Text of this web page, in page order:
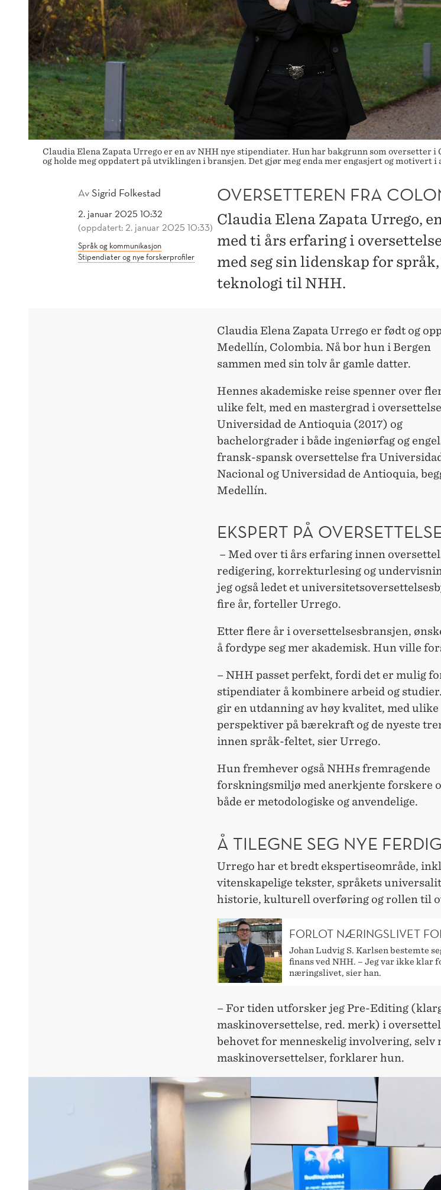
Claudia Elena Zapata Urrego er en av NHH nye stipendiater. Hun har bakgrunn som oversetter
og holde meg oppdatert på utviklingen i bransjen. Det gjør meg enda mer engasjert og motivert
AvSigrid Folkestad
2. januar 2025 10:32
(oppdatert: 2. januar 2025 10:33)
Språk og kommunikasjon
Stipendiater og nye forskerprofiler
OVERSETTEREN FRA
Claudia Elena Zapata Urrego,
med ti års erfaring i
med seg sin lidenskap for
teknologi til NHH.
Claudia Elena Zapata Urrego er født og
Medellín, Colombia. Nå bor hun i Bergen
sammen med sin tolv år gamle datter.
Hennes akademiske reise spenner over
ulike felt, med en mastergrad i
Universidad de Antioquia (2017) og
bachelorgrader i både ingeniørfag og
fransk-spansk oversettelse fra Universidad
Nacional og Universidad de Antioquia,
Medellín.
EKSPERT PÅ
– Med over ti års erfaring innen
redigering, korrekturlesing og
jeg også ledet et
fire år, forteller Urrego.
Etter flere år i oversettelsesbransjen,
å fordype seg mer akademisk. Hun ville
– NHH passet perfekt, fordi det er mulig
stipendiater å kombinere arbeid og
gir en utdanning av høy kvalitet, med ulike
perspektiver på bærekraft og de nyeste
innen språk-feltet, sier Urrego.
Hun fremhever også NHHs fremragende
forskningsmiljø med anerkjente forskere
både er metodologiske og anvendelige.
Å TILEGNE SEG NYE
Urrego har et bredt ekspertiseområde,
vitenskapelige tekster, språkets
historie, kulturell overføring og rollen til
FORLOT NÆRINGSLIVET
Johan Ludvig S. Karlsen bestemte
finans ved NHH. – Jeg var ikke klar
næringslivet, sier han.
– For tiden utforsker jeg Pre-Editing
maskinoversettelse, red. merk) i
behovet for menneskelig involvering,
maskinoversettelser, forklarer hun.